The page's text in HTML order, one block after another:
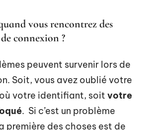
vous rencontrez des
connexion ?
peuvent survenir lors de
Soit, vous avez oublié votre
votre identifiant, soit votre
. Si c’est un problème
première des choses est de